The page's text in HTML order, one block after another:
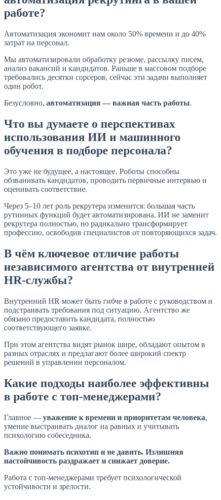
работе?
Автоматизация экономит нам около 50% времени и до 40%
затрат на персонал.
Мы автоматизировали обработку резюме, рассылку писем,
анализ вакансий и кандидатов. Раньше в массовом подборе
требовались десятки сорсеров, сейчас эти задачи выполняет
один робот.
Безусловно, автоматизация — важная часть работы.
Что вы думаете о перспективах
использования ИИ и машинного
обучения в подборе персонала?
Это уже не будущее, а настоящее. Роботы способны
обзванивать кандидатов, проводить первичные интервью и
оценивать соответствие.
Через 5–10 лет роль рекрутера изменится: большая часть
рутинных функций будет автоматизирована. ИИ не заменит
рекрутера полностью, но радикально трансформирует
профессию, освободив специалистов от повторяющихся задач.
В чём ключевое отличие работы
независимого агентства от внутренней
HR-службы?
Внутренний HR может быть гибче в работе с руководством и
подстраивать требования под ситуацию. Агентство же
обязано предоставить кандидата, полностью
соответствующего заявке.
При этом агентства видят рынок шире, обладают опытом в
разных отраслях и предлагают более широкий спектр
решений в управлении персоналом.
Какие подходы наиболее эффективны
в работе с топ-менеджерами?
Главное — уважение к времени и приоритетам человека,
умение выстраивать диалог на равных и учитывать
психологию собеседника.
Важно понимать психотип и не давить. Излишняя
настойчивость раздражает и снижает доверие.
Работа с топ-менеджерами требует психологической
устойчивости и зрелости.